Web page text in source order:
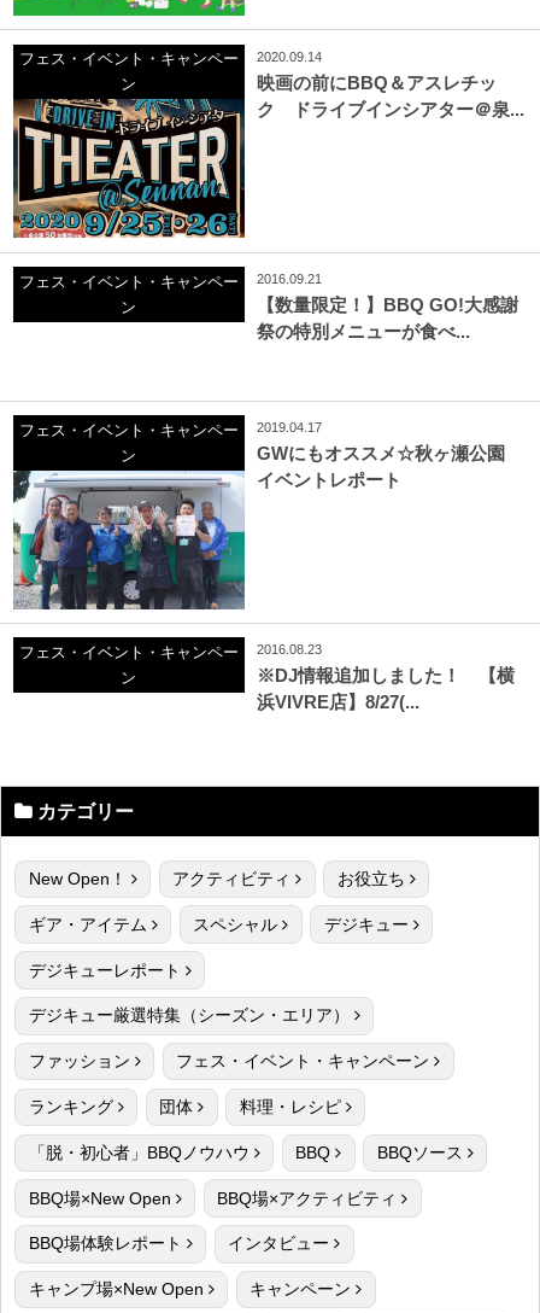
フェス・イベント・キャンペー
ン
2020.09.14
映画の前にBBQ＆アスレチッ
ク ドライブインシアター＠泉...
フェス・イベント・キャンペー
ン
2016.09.21
【数量限定！】BBQ GO!大感謝
祭の特別メニューが食べ...
フェス・イベント・キャンペー
ン
2019.04.17
GWにもオススメ☆秋ヶ瀬公園
イベントレポート
フェス・イベント・キャンペー
ン
2016.08.23
※DJ情報追加しました！ 【横
浜VIVRE店】8/27(...
カテゴリー
New Open！ アクティビティ お役立ち
ギア・アイテム スペシャル デジキュー
デジキューレポート
デジキュー厳選特集（シーズン・エリア）
ファッション フェス・イベント・キャンペーン
ランキング 団体 料理・レシピ
「脱・初心者」BBQノウハウ BBQ BBQソース
BBQ場×New Open BBQ場×アクティビティ
BBQ場体験レポート インタビュー
キャンプ場×New Open キャンペーン